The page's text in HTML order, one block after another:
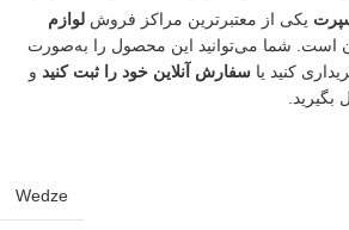
یکی از معتبرترین مراکز فروش لوازم
است. شما می‌توانید این محصول را به‌صورت
کنید یا سفارش آنلاین خود را ثبت کنید و
Wedze